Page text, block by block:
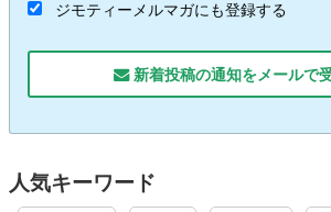
ジモティーメルマガにも登録する
新着投稿の通知をメールで
人気キーワード